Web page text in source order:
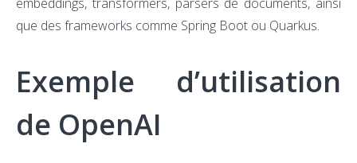
que des frameworks comme Spring Boot ou Quarkus.
Exemple d’utilisation
de OpenAI